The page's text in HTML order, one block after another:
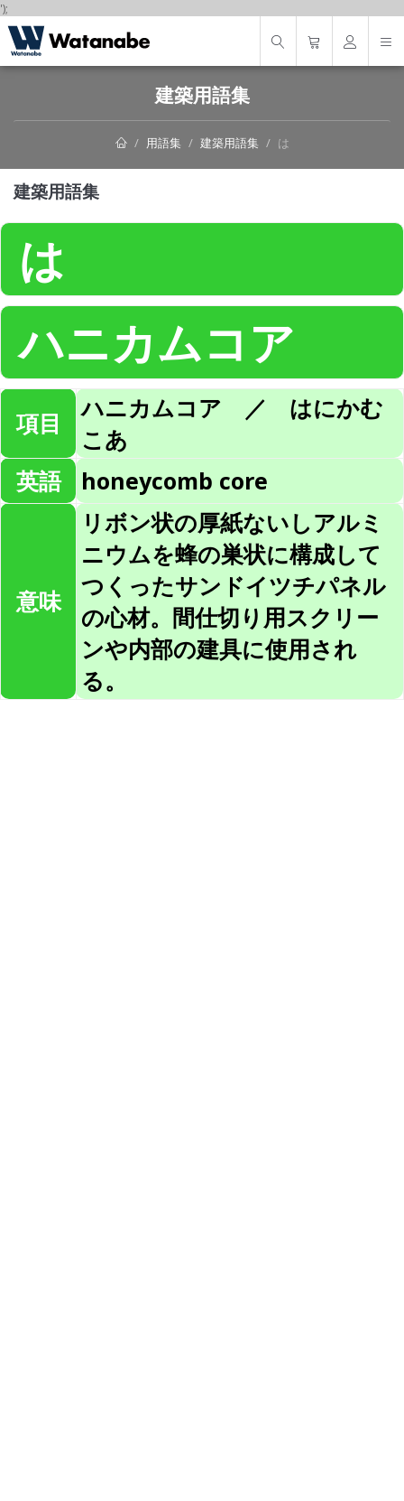
');
建築用語集
用語集 建築用語集 は
建築用語集
は
ハニカムコア
項目
ハニカムコア ／ はにかむ
こあ
英語
honeycomb core
意味
リボン状の厚紙ないしアルミ
ニウムを蜂の巣状に構成して
つくったサンドイツチパネル
の心材。間仕切り用スクリー
ンや内部の建具に使用され
る。